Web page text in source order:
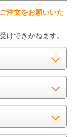
注文をお願いいた
けできかねます。